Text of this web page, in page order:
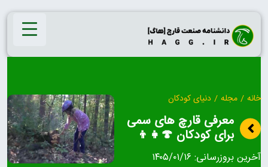
Skip
content
خانه / مجله / دنیای کودکان
معرفی قارچ های سمی
برای کودکان 🍄👧👦
آخرین بروزرسانی: ۱۴۰۵/۰۱/۱۶